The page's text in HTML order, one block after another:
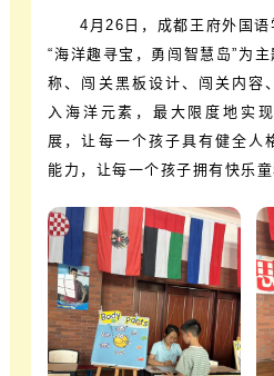
4月26日，成都王府外国
“海洋趣寻宝，勇闯智慧岛”为
称、闯关黑板设计、闯关内容
入海洋元素，最大限度地实
展，让每一个孩子具有健全人
能力，让每一个孩子拥有快乐童